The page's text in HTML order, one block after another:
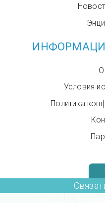
О
Условия
Политика
Звоните нам в